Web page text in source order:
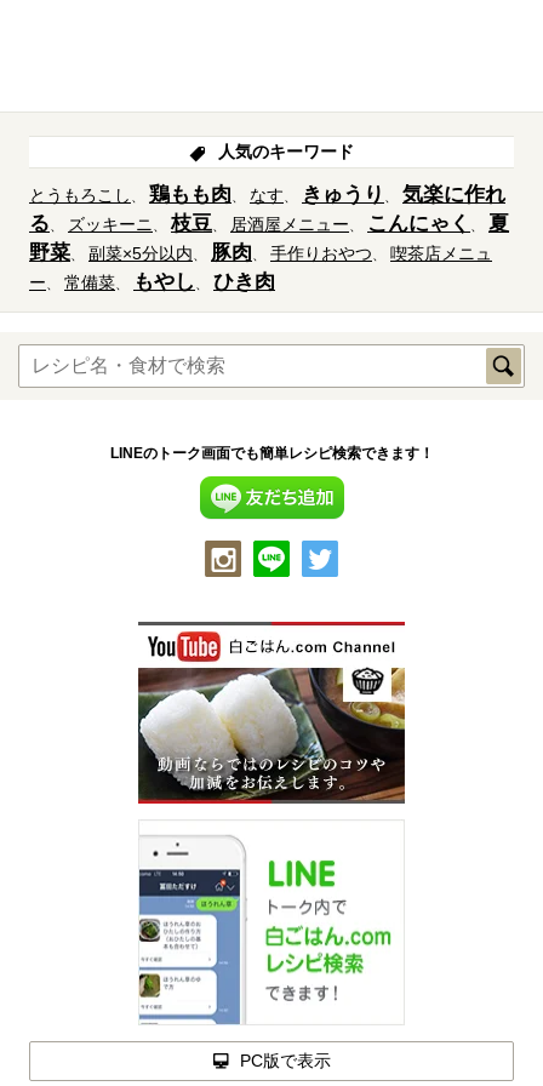
人気のキーワード
とうもろこし 鶏もも肉 なす きゅうり
気楽に作れ
る
ズッキーニ 枝豆 居酒屋メニュー こんにゃく
夏
野菜
副菜×5分以内 豚肉 手作りおやつ
喫茶店メニュ
ー
常備菜 もやし ひき肉
LINEのトーク画面でも簡単レシピ検索できます！
PC版で表示